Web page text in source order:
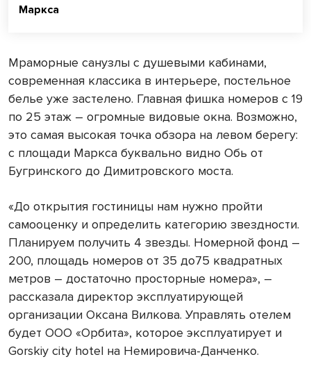
Маркса
Мраморные санузлы с душевыми кабинами,
современная классика в интерьере, постельное
белье уже застелено. Главная фишка номеров с 19
по 25 этаж – огромные видовые окна. Возможно,
это самая высокая точка обзора на левом берегу:
с площади Маркса буквально видно Обь от
Бугринского до Димитровского моста.
«До открытия гостиницы нам нужно пройти
самооценку и определить категорию звездности.
Планируем получить 4 звезды. Номерной фонд –
200, площадь номеров от 35 до75 квадратных
метров – достаточно просторные номера», –
рассказала директор эксплуатирующей
организации Оксана Вилкова. Управлять отелем
будет ООО «Орбита», которое эксплуатирует и
Gorskiy city hotel на Немировича-Данченко.